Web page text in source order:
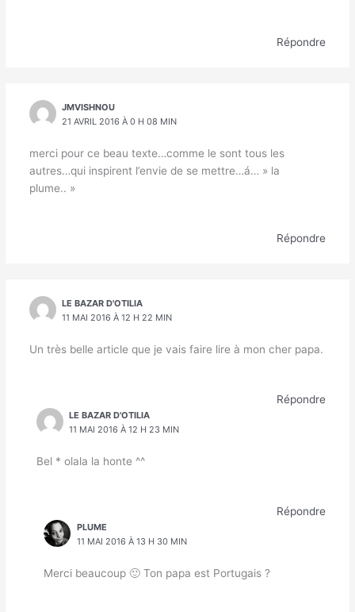
Répondre
JMVISHNOU
21 AVRIL 2016 À 0 H 08 MIN
merci pour ce beau texte…comme le sont tous les
autres…qui inspirent l’envie de se mettre…á… » la
plume.. »
Répondre
LE BAZAR D'OTILIA
11 MAI 2016 À 12 H 22 MIN
Un très belle article que je vais faire lire à mon cher papa.
Répondre
LE BAZAR D'OTILIA
11 MAI 2016 À 12 H 23 MIN
Bel * olala la honte ^^
Répondre
PLUME
11 MAI 2016 À 13 H 30 MIN
Merci beaucoup 🙂 Ton papa est Portugais ?